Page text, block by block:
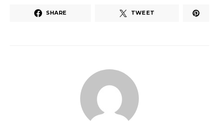
SHARE TWEET